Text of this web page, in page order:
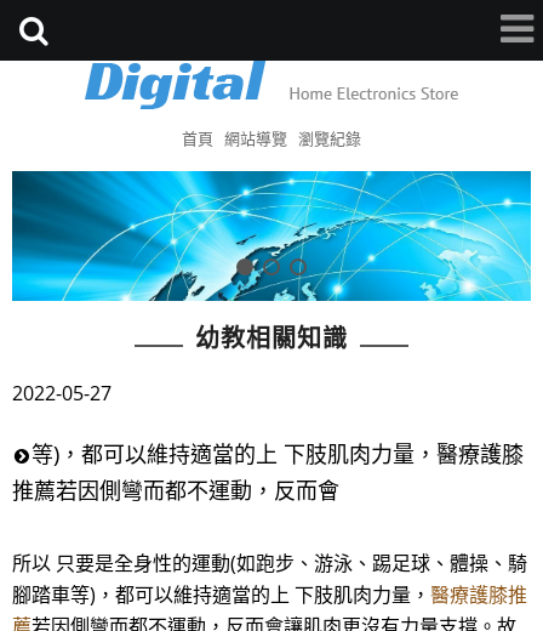
首頁 網站導覽 瀏覽紀錄
幼教相關知識
2022-05-27
等)，都可以維持適當的上 下肢肌肉力量，醫療護膝
推薦若因側彎而都不運動，反而會
所以 只要是全身性的運動(如跑步、游泳、踢足球、體操、騎
腳踏車等)，都可以維持適當的上 下肢肌肉力量， 醫療護膝推